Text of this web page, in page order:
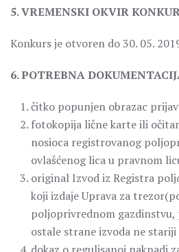
5. VREMENSKI OKVIR
Konkurs je otvoren do 30. 05.
6. POTREBNA
čitko popunjen obrazac
fotokopija lične karte ili
nosioca registrovanog
ovlašćenog lica u pravnom
original Izvod iz Registra
koji izdaje Uprava za
poljoprivrednom gazdinstvu,
ostale strane izvoda ne stariji